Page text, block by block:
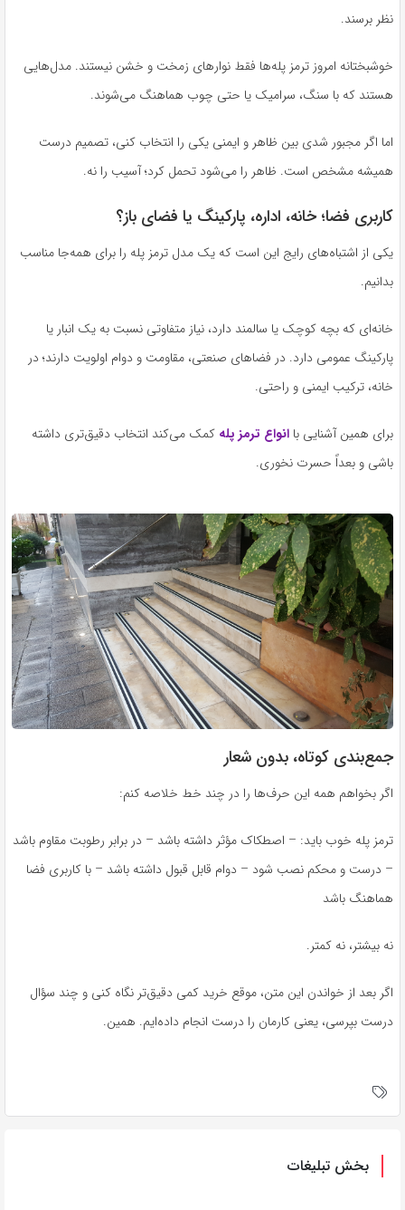
نظر برسند.
خوشبختانه امروز ترمز پله‌ها فقط نوارهای زمخت و خشن نیستند. مدل‌هایی
هستند که با سنگ، سرامیک یا حتی چوب هماهنگ می‌شوند.
اما اگر مجبور شدی بین ظاهر و ایمنی یکی را انتخاب کنی، تصمیم درست
همیشه مشخص است. ظاهر را می‌شود تحمل کرد؛ آسیب را نه.
کاربری فضا؛ خانه، اداره، پارکینگ یا فضای باز؟
یکی از اشتباه‌های رایج این است که یک مدل ترمز پله را برای همه‌جا مناسب
بدانیم.
خانه‌ای که بچه کوچک یا سالمند دارد، نیاز متفاوتی نسبت به یک انبار یا
پارکینگ عمومی دارد. در فضاهای صنعتی، مقاومت و دوام اولویت دارند؛ در
خانه، ترکیب ایمنی و راحتی.
برای همین آشنایی با انواع ترمز پله کمک می‌کند انتخاب دقیق‌تری داشته
باشی و بعداً حسرت نخوری.
جمع‌بندی کوتاه، بدون شعار
اگر بخواهم همه این حرف‌ها را در چند خط خلاصه کنم:
ترمز پله خوب باید: – اصطکاک مؤثر داشته باشد – در برابر رطوبت مقاوم باشد
– درست و محکم نصب شود – دوام قابل قبول داشته باشد – با کاربری فضا
هماهنگ باشد
نه بیشتر، نه کمتر.
اگر بعد از خواندن این متن، موقع خرید کمی دقیق‌تر نگاه کنی و چند سؤال
درست بپرسی، یعنی کارمان را درست انجام داده‌ایم. همین.
بخش تبلیغات